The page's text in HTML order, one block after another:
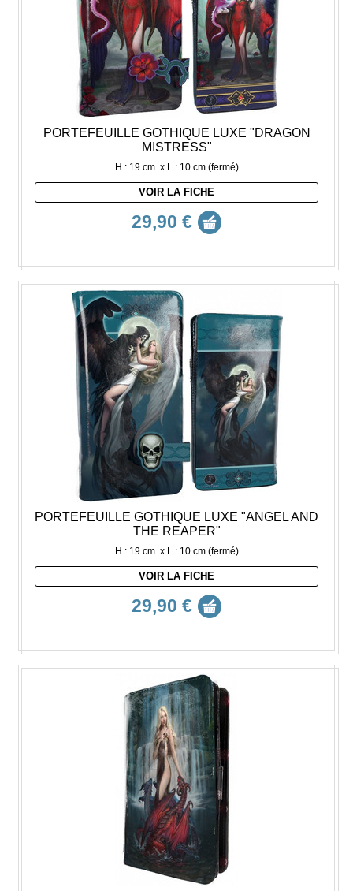
PORTEFEUILLE GOTHIQUE LUXE "DRAGON
MISTRESS"
H : 19 cm x L : 10 cm (fermé)
VOIR LA FICHE
29,90 €
PORTEFEUILLE GOTHIQUE LUXE "ANGEL AND
THE REAPER"
H : 19 cm x L : 10 cm (fermé)
VOIR LA FICHE
29,90 €